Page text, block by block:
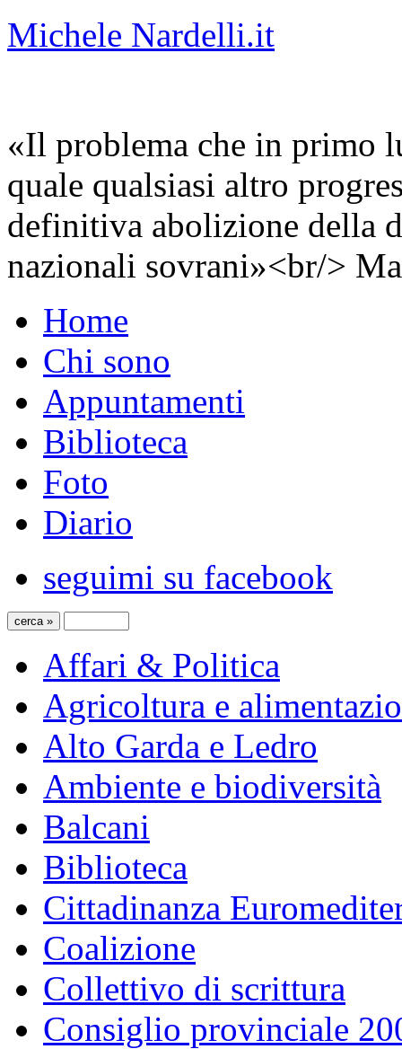
Michele Nardelli.it
«Il problema che in primo
quale qualsiasi altro
definitiva abolizione della
nazionali sovrani»<br/>
Home
Chi sono
Appuntamenti
Biblioteca
Foto
Diario
seguimi su facebook
Affari & Politica
Agricoltura e
Alto Garda e Ledro
Ambiente e biodiversità
Balcani
Biblioteca
Cittadinanza
Coalizione
Collettivo di scrittura
Consiglio provinciale